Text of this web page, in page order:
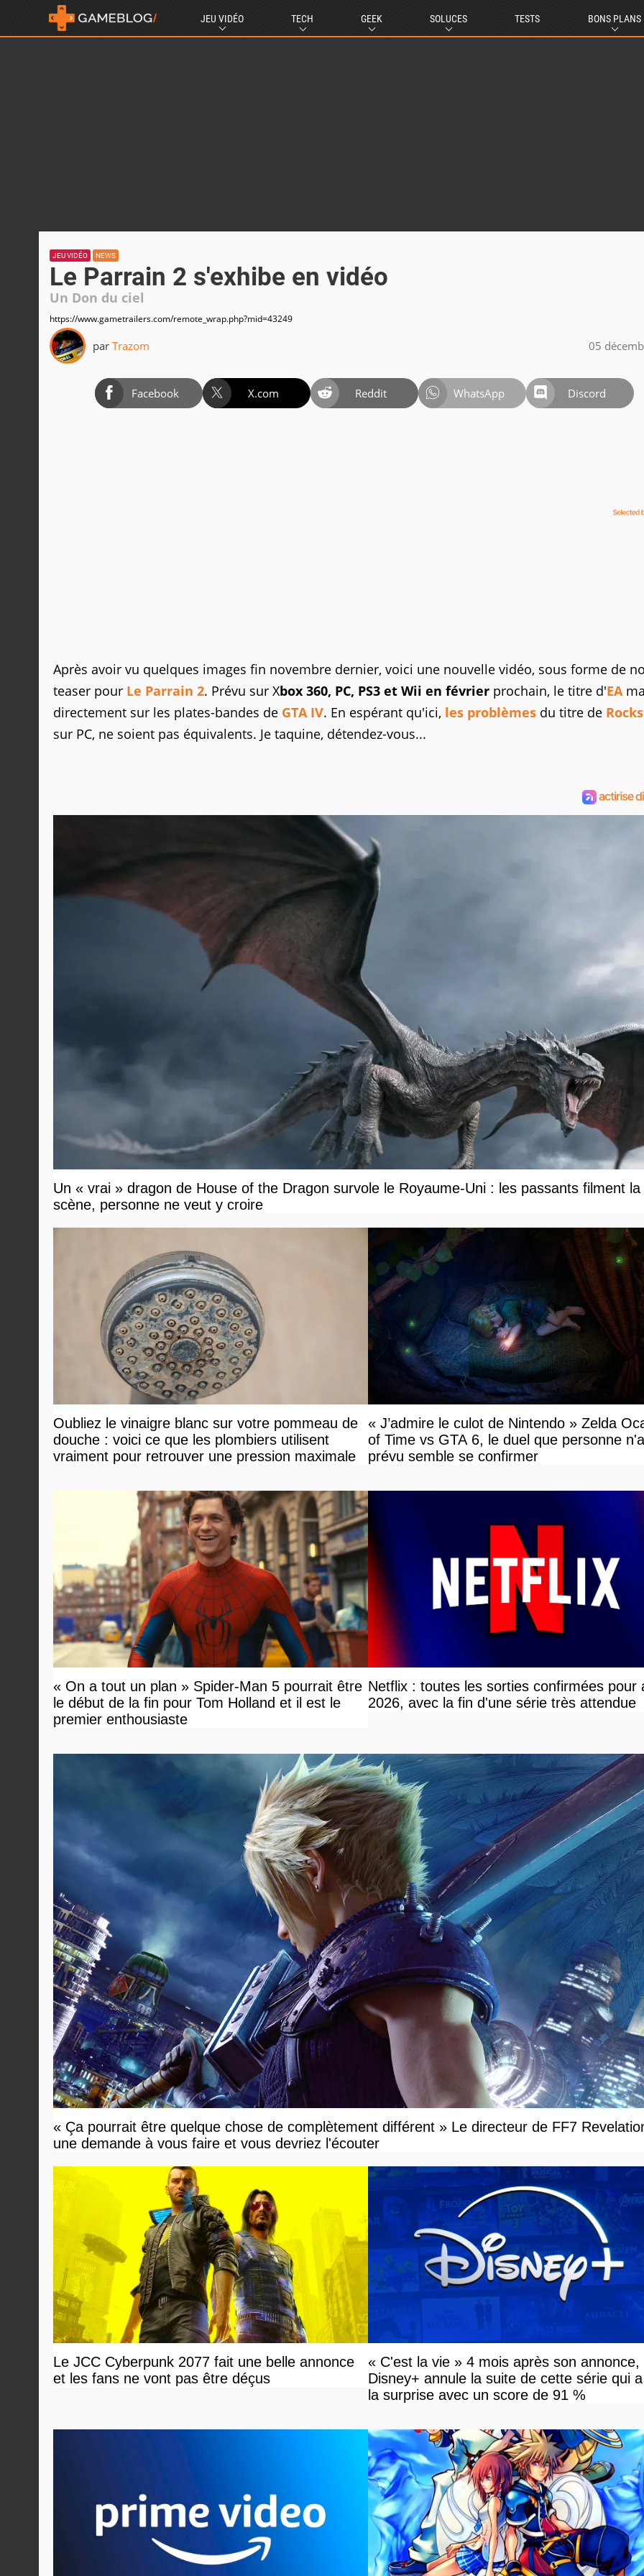
JEU VIDÉO TECH GEEK SOLUCES TESTS BONS PLANS
JEU VIDÉO NEWS
Le Parrain 2 s'exhibe en vidéo
Un Don du ciel
https://www.gametrailers.com/remote_wrap.php?mid=43249
par Trazom 05
Facebook X.com Reddit WhatsApp Discord
Après avoir vu quelques images fin novembre dernier, voici une nouvelle vidéo, sous forme de
teaser pour Le Parrain 2. Prévu sur Xbox 360, PC, PS3 et Wii en février prochain, le titre d'EA
directement sur les plates-bandes de GTA IV. En espérant qu'ici, les problèmes du titre de
sur PC, ne soient pas équivalents. Je taquine, détendez-vous...
Un « vrai » dragon de House of the Dragon survole le Royaume-Uni : les passants filment la
scène, personne ne veut y croire
Oubliez le vinaigre blanc sur votre pommeau de
douche : voici ce que les plombiers utilisent
vraiment pour retrouver une pression maximale
« J’admire le culot de Nintendo » Zelda
of Time vs GTA 6, le duel que personne
prévu semble se confirmer
« On a tout un plan » Spider-Man 5 pourrait être
le début de la fin pour Tom Holland et il est le
premier enthousiaste
Netflix : toutes les sorties confirmées pour
2026, avec la fin d'une série très attendue
« Ça pourrait être quelque chose de complètement différent » Le directeur de FF7
une demande à vous faire et vous devriez l'écouter
Le JCC Cyberpunk 2077 fait une belle annonce
et les fans ne vont pas être déçus
« C'est la vie » 4 mois après son annonce,
Disney+ annule la suite de cette série qui
la surprise avec un score de 91 %